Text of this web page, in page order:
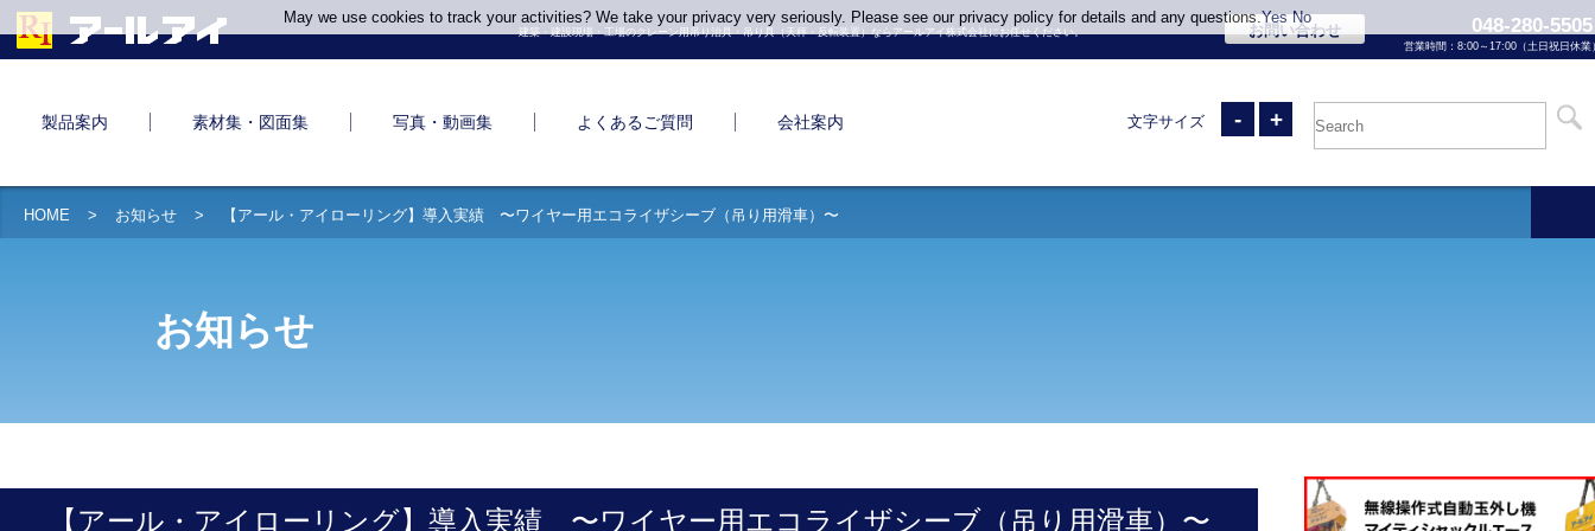
建築・建設現場・工場のクレーン用吊り治具・吊り具（天秤・反転装置）ならアールアイ株式会社にお任せください。 お問い合わせ 048-280-5505
営業時間：8:00～17:00（土日祝日休業
製品案内 素材集・図面集 写真・動画集 よくあるご質問 会社案内 文字サイズ - +
HOME お知らせ 【アール・アイローリング】導入実績 〜ワイヤー用エコライザシーブ（吊り用滑車）〜
お知らせ
【アール・アイローリング】導入実績 〜ワイヤー用エコライザシーブ（吊り用滑車）〜
May we use cookies to track your activities? We take your privacy very seriously. Please see our privacy policy for details and any questions.Yes No